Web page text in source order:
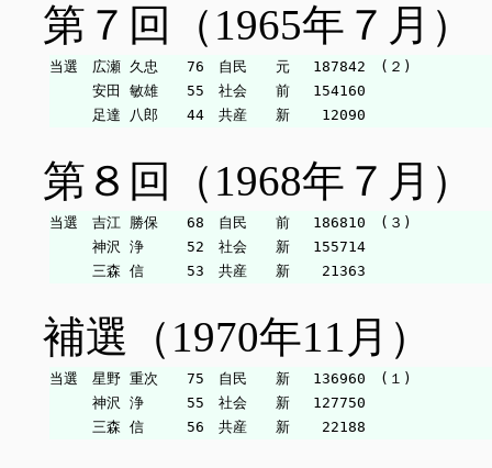
第７回（1965年７月）
当選　広瀬 久忠　　76　自民　　元　 187842　(２)
安田 敏雄　　55　社会　　前　 154160
第８回（1968年７月）
当選　吉江 勝保　　68　自民　　前　 186810　(３)
神沢 浄　　　52　社会　　新　 155714
補選（1970年11月）
当選　星野 重次　　75　自民　　新　 136960　(１)
神沢 浄　　　55　社会　　新　 127750